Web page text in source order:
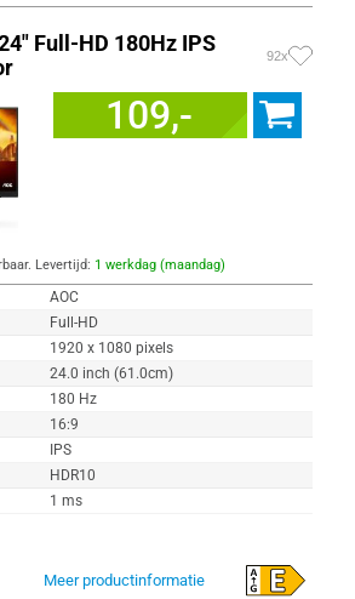
Full-HD 180Hz IPS
92x
109,-
Levertijd: 1 werkdag (maandag)
AOC
Full-HD
1920 x 1080 pixels
24.0 inch (61.0cm)
180 Hz
16:9
IPS
HDR10
1 ms
Meer productinformatie